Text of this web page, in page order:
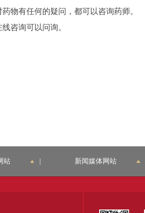
物有任何的疑问，都可以咨询药师。
咨询可以问询。
站 新闻媒体网站